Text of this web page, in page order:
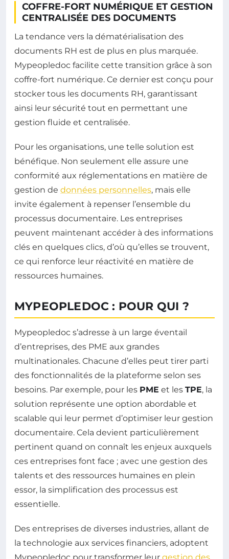
COFFRE-FORT NUMÉRIQUE ET GESTION
CENTRALISÉE DES DOCUMENTS
La tendance vers la dématérialisation des
documents RH est de plus en plus marquée.
Mypeopledoc facilite cette transition grâce à son
coffre-fort numérique. Ce dernier est conçu pour
stocker tous les documents RH, garantissant
ainsi leur sécurité tout en permettant une
gestion fluide et centralisée.
Pour les organisations, une telle solution est
bénéfique. Non seulement elle assure une
conformité aux réglementations en matière de
gestion de données personnelles, mais elle
invite également à repenser l’ensemble du
processus documentaire. Les entreprises
peuvent maintenant accéder à des informations
clés en quelques clics, d’où qu’elles se trouvent,
ce qui renforce leur réactivité en matière de
ressources humaines.
MYPEOPLEDOC : POUR QUI ?
Mypeopledoc s’adresse à un large éventail
d’entreprises, des PME aux grandes
multinationales. Chacune d’elles peut tirer parti
des fonctionnalités de la plateforme selon ses
besoins. Par exemple, pour les PME et les TPE, la
solution représente une option abordable et
scalable qui leur permet d’optimiser leur gestion
documentaire. Cela devient particulièrement
pertinent quand on connaît les enjeux auxquels
ces entreprises font face ; avec une gestion des
talents et des ressources humaines en plein
essor, la simplification des processus est
essentielle.
Des entreprises de diverses industries, allant de
la technologie aux services financiers, adoptent
Mypeopledoc pour transformer leur gestion des